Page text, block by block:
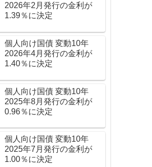
2026年2月発行の金利が
1.39％に決定
個人向け国債 変動10年
2026年4月発行の金利が
1.40％に決定
個人向け国債 変動10年
2025年8月発行の金利が
0.96％に決定
個人向け国債 変動10年
2025年7月発行の金利が
1.00％に決定